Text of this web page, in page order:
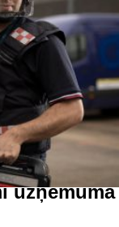
uzņēmumā